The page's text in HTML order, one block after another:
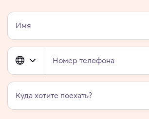
Имя
Номер телефона
Куда хотите поехать?